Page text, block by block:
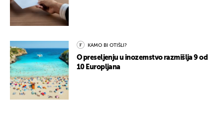
KAMO BI OTIŠLI?
O preseljenju u inozemstvo razmišlja 9 od
10 Europljana